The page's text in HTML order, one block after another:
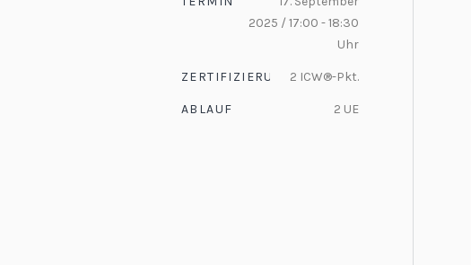
2025 / 17:00 - 18:30
Uhr
ZERTIFIZIERUNG2 ICW®-Pkt.
ABLAUF 2 UE